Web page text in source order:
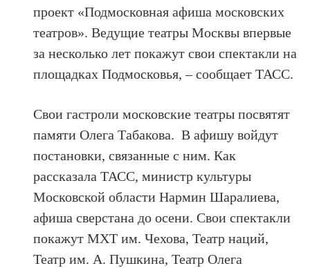
проект «Подмосковная афиша московских
театров». Ведущие театры Москвы впервые
за несколько лет покажут свои спектакли на
площадках Подмосковья, – сообщает ТАСС.
Свои гастроли московские театры посвятят
памяти Олега Табакова. В афишу войдут
постановки, связанные с ним. Как
рассказала ТАСС, министр культуры
Московской области Нармин Шаралиева,
афиша сверстана до осени. Свои спектакли
покажут МХТ им. Чехова, Театр наций,
Театр им. А. Пушкина, Театр Олега